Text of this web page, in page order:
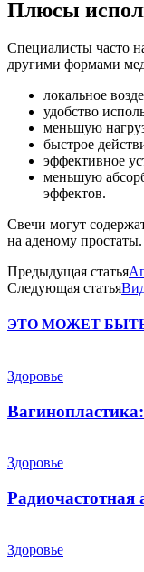
Плюсы
Специалисты часто
другими формами
локальное
удобство
меньшую
быстрое
эффективное
меньшую
эффектов.
Свечи могут
на аденому простаты.
Предыдущая статья
Следующая статья
ЭТО МОЖЕТ
Здоровье
Здоровье
Радиочастотная
Здоровье